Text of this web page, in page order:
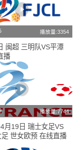
播放量:3354
闽超 三明队VS平潭
播
播放量:7744
月19日 瑞士女足VS
足 世女欧预 在线直播